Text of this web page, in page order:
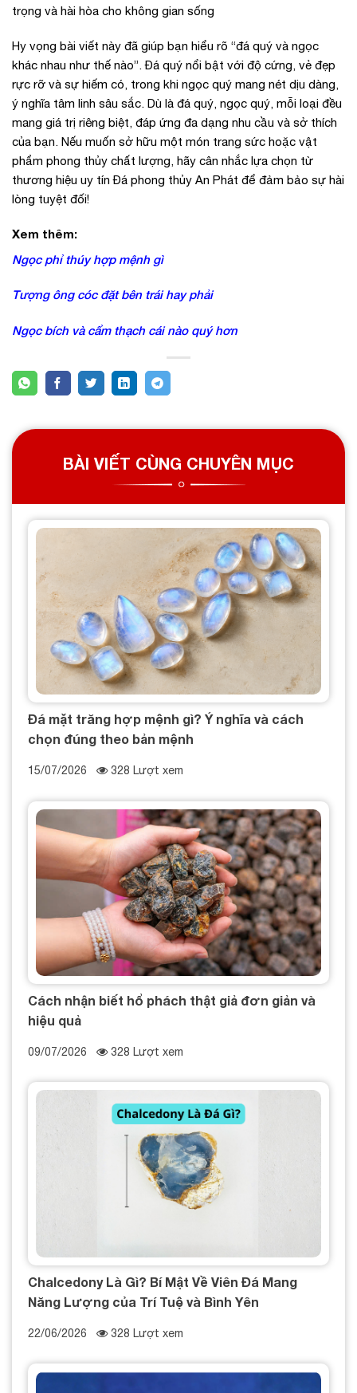
trọng và hài hòa cho không gian sống
Hy vọng bài viết này đã giúp bạn hiểu rõ “đá quý và ngọc
khác nhau như thế nào”. Đá quý nổi bật với độ cứng, vẻ đẹp
rực rỡ và sự hiếm có, trong khi ngọc quý mang nét dịu dàng,
ý nghĩa tâm linh sâu sắc. Dù là đá quý, ngọc quý, mỗi loại đều
mang giá trị riêng biệt, đáp ứng đa dạng nhu cầu và sở thích
của bạn. Nếu muốn sở hữu một món trang sức hoặc vật
phẩm phong thủy chất lượng, hãy cân nhắc lựa chọn từ
thương hiệu uy tín Đá phong thủy An Phát để đảm bảo sự hài
lòng tuyệt đối!
Xem thêm:
Ngọc phỉ thúy hợp mệnh gì
Tượng ông cóc đặt bên trái hay phải
Ngọc bích và cẩm thạch cái nào quý hơn
BÀI VIẾT CÙNG CHUYÊN MỤC
Đá mặt trăng hợp mệnh gì? Ý nghĩa và cách
chọn đúng theo bản mệnh
15/07/2026 328 Lượt xem
Cách nhận biết hổ phách thật giả đơn giản và
hiệu quả
09/07/2026 328 Lượt xem
Chalcedony Là Gì? Bí Mật Về Viên Đá Mang
Năng Lượng của Trí Tuệ và Bình Yên
22/06/2026 328 Lượt xem